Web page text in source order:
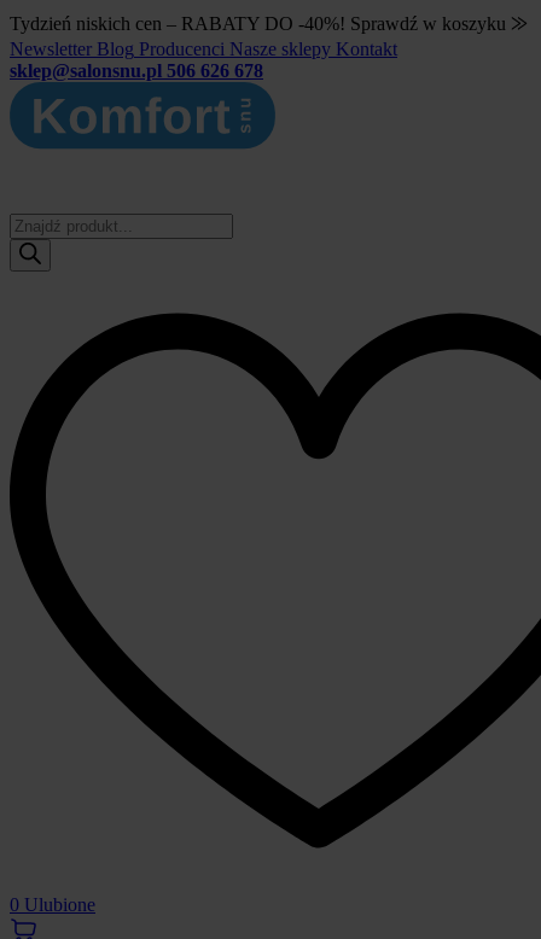
Tydzień niskich cen – RABATY DO -40%! Sprawdź w koszyku ⨠
Newsletter Blog Producenci Nasze sklepy Kontakt
sklep@salonsnu.pl 506 626 678
Wyszukiwarka
produktów
0 Ulubione